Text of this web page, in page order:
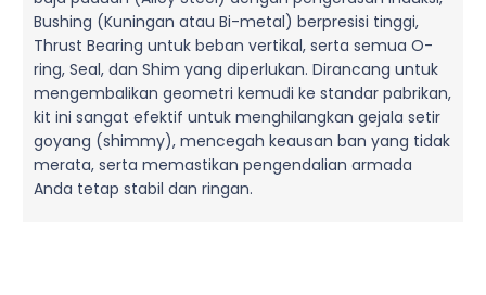
Bushing (Kuningan atau Bi-metal) berpresisi tinggi,
Thrust Bearing untuk beban vertikal, serta semua O-
ring, Seal, dan Shim yang diperlukan. Dirancang untuk
mengembalikan geometri kemudi ke standar pabrikan,
kit ini sangat efektif untuk menghilangkan gejala setir
goyang (shimmy), mencegah keausan ban yang tidak
merata, serta memastikan pengendalian armada
Anda tetap stabil dan ringan.